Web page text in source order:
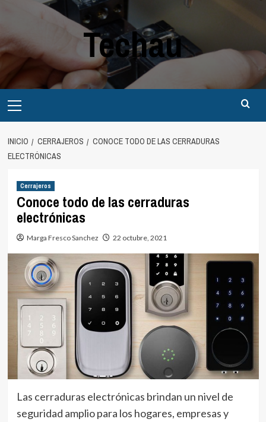
contenido
Techau
principal
INICIO CERRAJEROS
CONOCE TODO DE LAS CERRADURAS
ELECTRÓNICAS
Cerrajeros
Conoce todo de las cerraduras
electrónicas
Marga Fresco Sanchez 22 octubre, 2021
Las cerraduras electrónicas brindan un nivel de
seguridad amplio para los hogares, empresas y